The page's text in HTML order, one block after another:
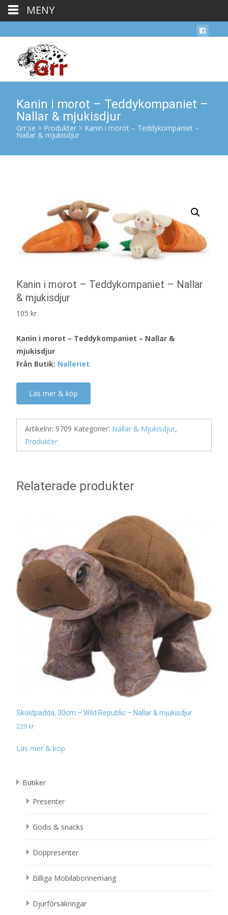
Kanin i morot – Teddykompaniet –
Nallar & mjukisdjur
Grr.se > Produkter > Kanin i morot – Teddykompaniet –
Nallar & mjukisdjur
Kanin i morot – Teddykompaniet – Nallar
& mjukisdjur
105 kr
Kanin i morot – Teddykompaniet – Nallar &
mjukisdjur
Från Butik: Nalleriet
Läs mer & köp
Artikelnr: 9709 Kategorier: Nallar & Mjukisdjur,
Produkter
Relaterade produkter
Sköldpadda, 30cm – Wild Republic – Nallar & mjukisdjur
229 kr
Läs mer & köp
Butiker
Presenter
Godis & snacks
Doppresenter
Billiga Mobilabonnemang
Djurförsäkringar
MENY